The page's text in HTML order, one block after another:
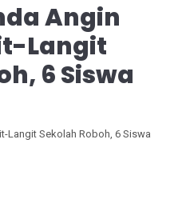
Angin
Langit
6 Siswa
Langit Sekolah Roboh, 6 Siswa